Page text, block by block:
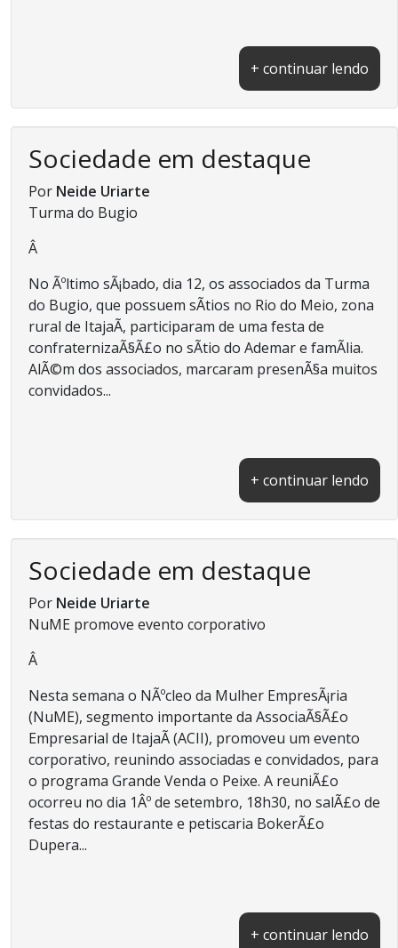
+ continuar lendo
Sociedade em destaque
Por Neide Uriarte
Turma do Bugio
Â
No Ãºltimo sÃ¡bado, dia 12, os associados da Turma
do Bugio, que possuem sÃ­tios no Rio do Meio, zona
rural de ItajaÃ­, participaram de uma festa de
confraternizaÃ§Ã£o no sÃ­tio do Ademar e famÃ­lia.
AlÃ©m dos associados, marcaram presenÃ§a muitos
convidados...
+ continuar lendo
Sociedade em destaque
Por Neide Uriarte
NuME promove evento corporativo
Â
Nesta semana o NÃºcleo da Mulher EmpresÃ¡ria
(NuME), segmento importante da AssociaÃ§Ã£o
Empresarial de ItajaÃ­ (ACII), promoveu um evento
corporativo, reunindo associadas e convidados, para
o programa Grande Venda o Peixe. A reuniÃ£o
ocorreu no dia 1Âº de setembro, 18h30, no salÃ£o de
festas do restaurante e petiscaria BokerÃ£o
Dupera...
+ continuar lendo